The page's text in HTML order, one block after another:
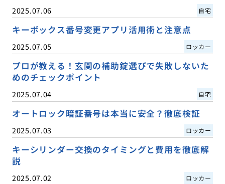
2025.07.06 自宅
キーボックス番号変更アプリ活用術と注意点
2025.07.05 ロッカー
プロが教える！玄関の補助錠選びで失敗しないた
めのチェックポイント
2025.07.04 自宅
オートロック暗証番号は本当に安全？徹底検証
2025.07.03 ロッカー
キーシリンダー交換のタイミングと費用を徹底解
説
2025.07.02 ロッカー